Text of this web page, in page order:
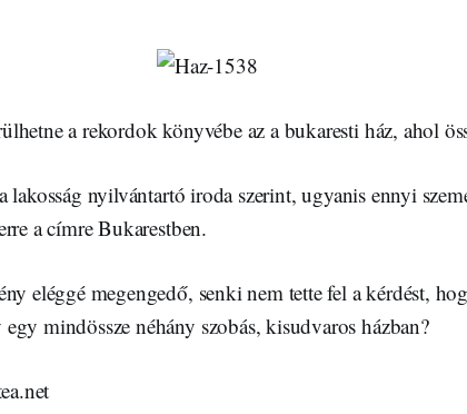
a rekordok könyvébe az a bukaresti ház, ahol
lakosság nyilvántartó iroda szerint, ugyanis ennyi
a címre Bukarestben.
eléggé megengedő, senki nem tette fel a kérdést,
mindössze néhány szobás, kisudvaros házban?